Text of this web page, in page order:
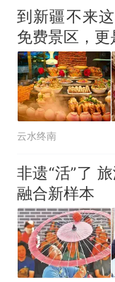
西部有38℃以
到新疆不来
免费景区，
云水终南
非遗“活”了
融合新样本